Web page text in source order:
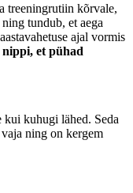
treeningrutiin kõrvale,
tundub, et aega
ajal vormis
et pühad
kuhugi lähed. Seda
ning on kergem